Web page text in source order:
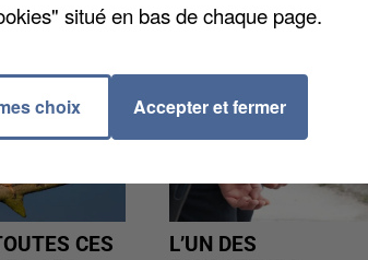
CES
L’UN DES
situé en bas de chaque page.
choix Accepter et fermer